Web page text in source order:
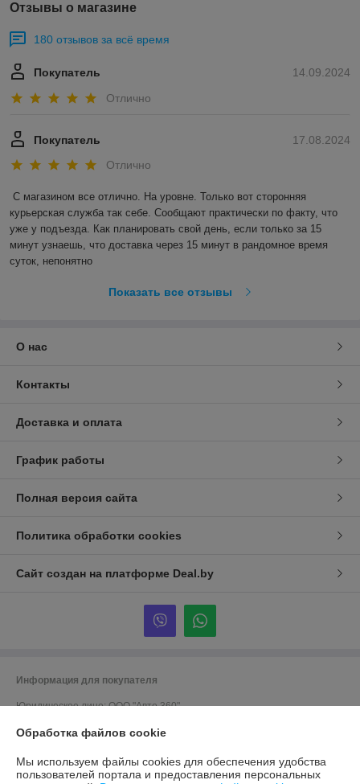
Отзывы о магазине
180 отзывов за всё время
14.09.2024
Покупатель
Отлично
17.08.2024
Покупатель
Отлично
С магазином все отлично. На уровне. Только вот сторонняя
курьерская служба так себе. Сообщают практически по факту, что
уже у подъезда. Как планировать свой день, если только за 15
минут узнаешь, что доставка через 15 минут в рандомное время
суток, непонятно
Показать все отзывы
О нас
Контакты
Доставка и оплата
График работы
Полная версия сайта
Политика обработки cookies
Сайт создан на платформе Deal.by
Информация для покупателя
Юридическое лицо:ООО "Авто 360"
УНП: 191635176
Обработка файлов cookie
Мы используем файлы cookies для обеспечения удобства
пользователей портала и предоставления персональных